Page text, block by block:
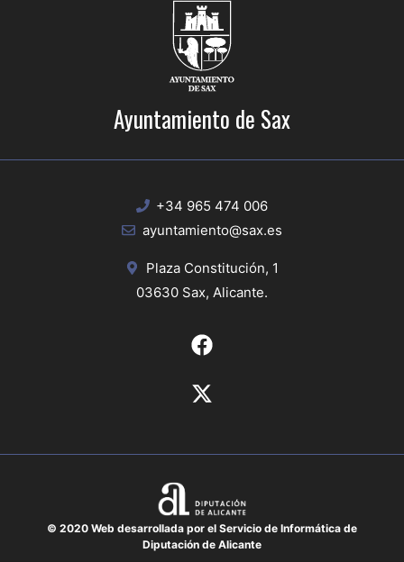
Ayuntamiento de Sax
+34 965 474 006
ayuntamiento@sax.es
Plaza Constitución, 1
03630 Sax, Alicante.
© 2020 Web desarrollada por el Servicio de Informática de
Diputación de Alicante